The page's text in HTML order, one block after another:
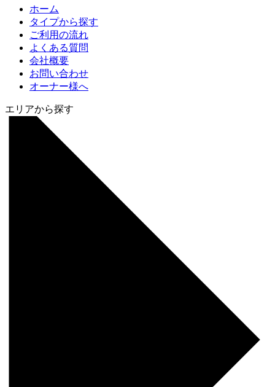
ホーム
タイプから探す
ご利用の流れ
よくある質問
会社概要
お問い合わせ
オーナー様へ
エリアから探す